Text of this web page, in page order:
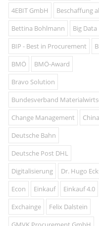
4EBIT GmbH
Beschaffung
Bettina Bohlmann
Big Data
BIP - Best in Procurement
BMÖ
BMÖ-Award
Bravo Solution
Bundesverband
Change Management
China
Deutsche Bahn
Deutsche Post DHL
Digitalisierung
Dr. Hugo
Econ
Einkauf
Einkauf 4.0
Exchainge
Felix Dalstein